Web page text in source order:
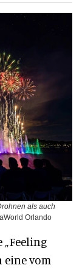
als auch
Orlando
„Feeling
eine vom